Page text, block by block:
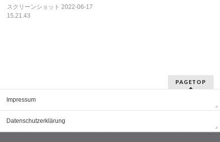
スクリーンショット 2022-06-17
15.21.43
PAGETOP
Impressum
Datenschutzerklärung